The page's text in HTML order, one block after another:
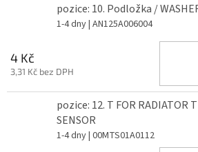
pozice: 10. Podložka /
1-4 dny| AN125A006004
4 Kč
3,31 Kč bez DPH
pozice: 12. T FOR RADIATOR
SENSOR
1-4 dny| 00MTS01A0112